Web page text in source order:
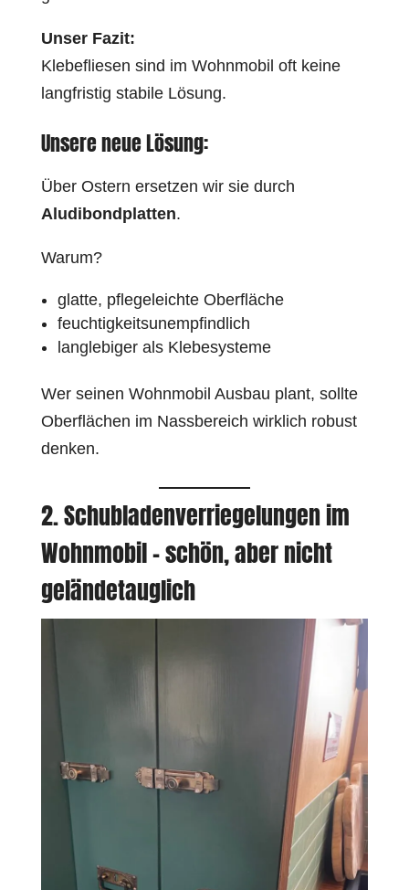
Unser Fazit:
Klebefliesen sind im Wohnmobil oft keine
langfristig stabile Lösung.
Unsere neue Lösung:
Über Ostern ersetzen wir sie durch
Aludibondplatten.
Warum?
glatte, pflegeleichte Oberfläche
feuchtigkeitsunempfindlich
langlebiger als Klebesysteme
Wer seinen Wohnmobil Ausbau plant, sollte
Oberflächen im Nassbereich wirklich robust
denken.
2. Schubladenverriegelungen im
Wohnmobil – schön, aber nicht
geländetauglich